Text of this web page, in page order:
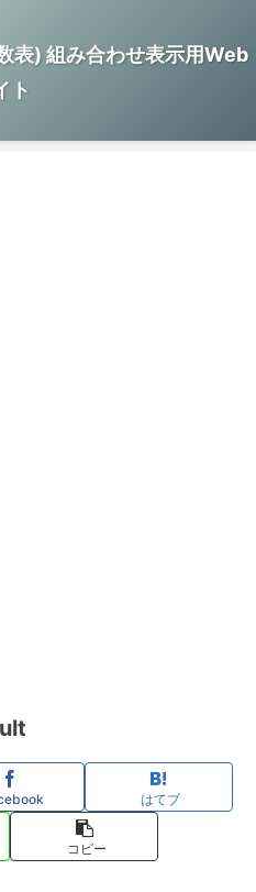
表) 組み合わせ表示用Web
ト
はてブ
コピー